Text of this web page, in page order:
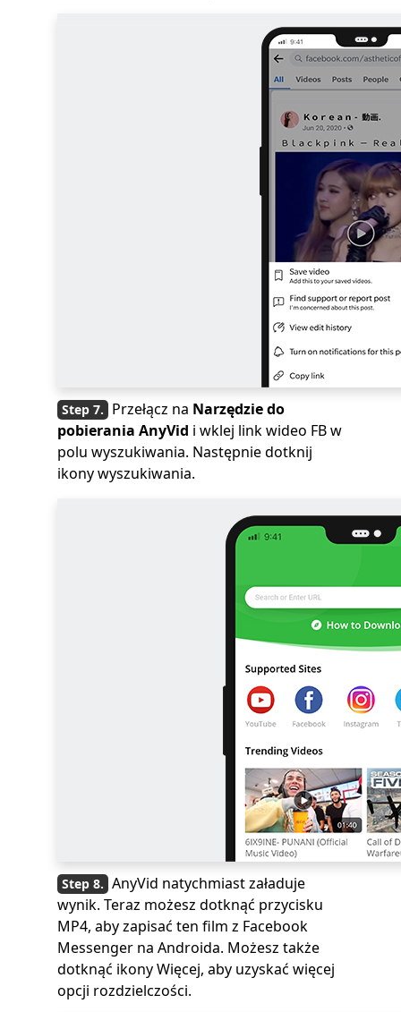
Przełącz na Narzędzie do
pobierania AnyVid i wklej link wideo FB w
polu wyszukiwania. Następnie dotknij
ikony wyszukiwania.
AnyVid natychmiast załaduje
wynik. Teraz możesz dotknąć przycisku
MP4, aby zapisać ten film z Facebook
Messenger na Androida. Możesz także
dotknąć ikony Więcej, aby uzyskać więcej
opcji rozdzielczości.